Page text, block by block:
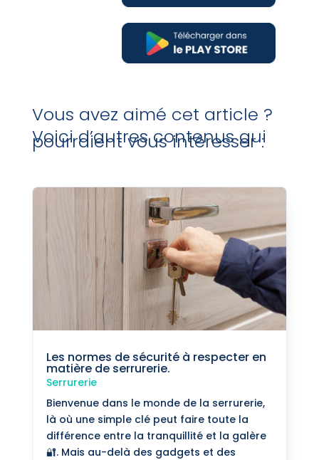
Vous avez aimé cet article ?
Voici d’autres contenus qui
pourraient vous intéresser :
Les normes de sécurité à respecter en
matière de serrurerie.
Serrurerie
Bienvenue dans le monde de la serrurerie,
là où une simple clé peut faire toute la
différence entre la tranquillité et la galère
🔐. Mais au-delà des gadgets et des